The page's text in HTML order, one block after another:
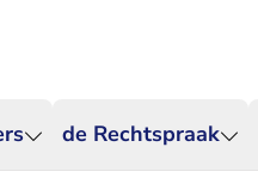
de Rechtspraak